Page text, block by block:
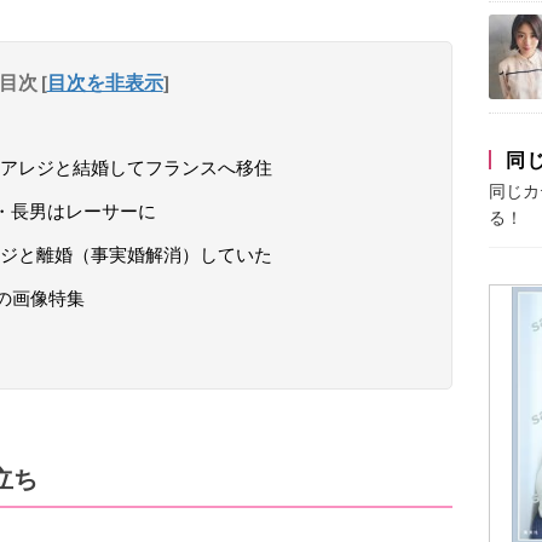
次 [目次を非表示]
レジと結婚してフランスへ移住
長男はレーサーに
と離婚（事実婚解消）していた
画像特集
ち
同
同じ
る！